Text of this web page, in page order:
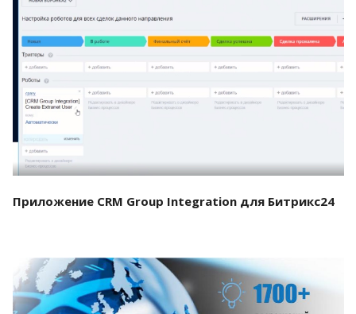
Смотреть проект
Приложение CRM Group Integration для Битрикс24